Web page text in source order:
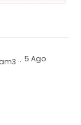
· 5 Ago